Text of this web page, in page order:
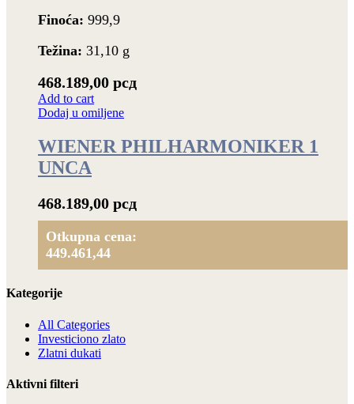
Finoća: 999,9
Težina: 31,10 g
468.189,00 рсд
Add to cart
Dodaj u omiljene
WIENER PHILHARMONIKER 1
UNCA
468.189,00 рсд
Otkupna cena:
449.461,44
Kategorije
All Categories
Investiciono zlato
Zlatni dukati
Aktivni filteri